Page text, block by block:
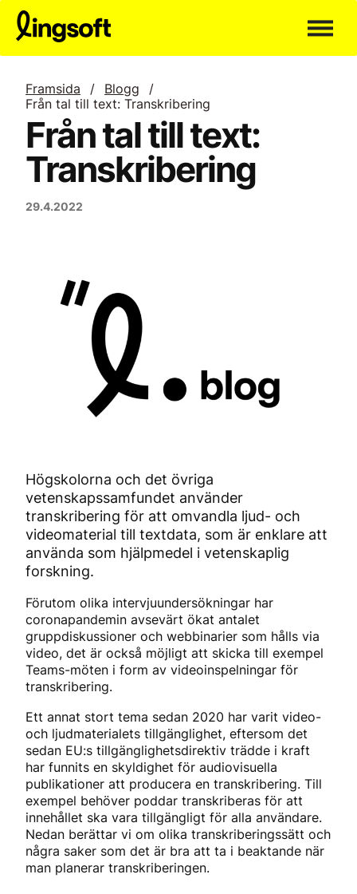
Hoppa
innehållet
Framsida / Blogg
/
Från tal till text: Transkribering
Från tal till text:
Transkribering
29.4.2022
Högskolorna och det övriga
vetenskapssamfundet använder
transkribering för att omvandla ljud- och
videomaterial till textdata, som är enklare att
använda som hjälpmedel i vetenskaplig
forskning.
Förutom olika intervjuundersökningar har
coronapandemin avsevärt ökat antalet
gruppdiskussioner och webbinarier som hålls via
video, det är också möjligt att skicka till exempel
Teams-möten i form av videoinspelningar för
transkribering.
Ett annat stort tema sedan 2020 har varit video-
och ljudmaterialets tillgänglighet, eftersom det
sedan EU:s tillgänglighetsdirektiv trädde i kraft
har funnits en skyldighet för audiovisuella
publikationer att producera en transkribering. Till
exempel behöver poddar transkriberas för att
innehållet ska vara tillgängligt för alla användare.
Nedan berättar vi om olika transkriberingssätt och
några saker som det är bra att ta i beaktande när
man planerar transkriberingen.